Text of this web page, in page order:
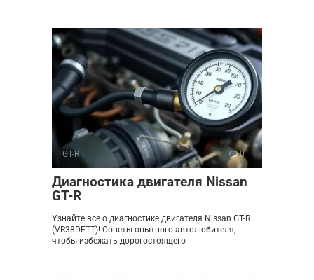
GT-R 0
Диагностика двигателя Nissan
GT-R
Узнайте все о диагностике двигателя Nissan GT-R
(VR38DETT)! Советы опытного автолюбителя,
чтобы избежать дорогостоящего